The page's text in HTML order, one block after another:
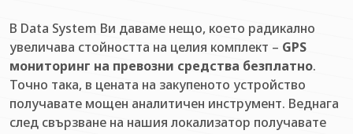
В Data System Ви даваме нещо, което радикално
увеличава стойността на целия комплект – GPS
мониторинг на превозни средства безплатно.
Точно така, в цената на закупеното устройство
получавате мощен аналитичен инструмент. Веднага
след свързване на нашия локализатор получавате